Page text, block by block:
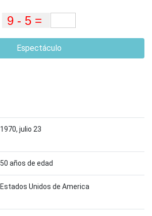
Espectáculo
1970, julio 23
50 años de edad
Estados Unidos de America